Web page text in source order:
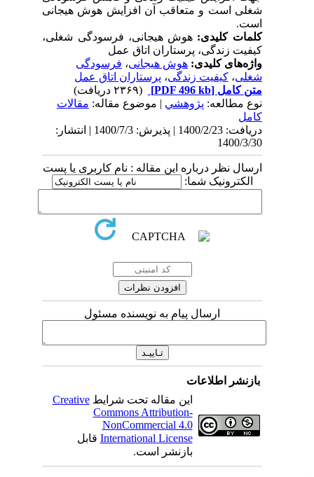
شغلی است و متعاقب آن افزایش هوش هیجانی
است.
کلمات کلیدی:هوش هیجانی، فرسودگی شغلی،
کیفیت زندگی، پرستاران اتاق عمل
واژه‌های کلیدی:هوش هیجانی،فرسودگی
شغلی،کیفیت زندگی،پرستاران اتاق عمل
متن کامل[PDF 496 kb]
نوع مطالعه:پژوهشي| موضوع مقاله:مقالات
کامل
دریافت: 1400/2/23 | پذیرش: 1400/7/3 | انتشار:
1400/3/30
ارسال نظر درباره این مقاله : نام کاربری یا پست
الکترونیک شما:
ارسال پیام به نویسنده مسئول
بازنشر اطلاعات
این مقاله تحت شرایطCreative
Commons Attribution-
NonCommercial 4.0
International Licenseقابل
بازنشر است.